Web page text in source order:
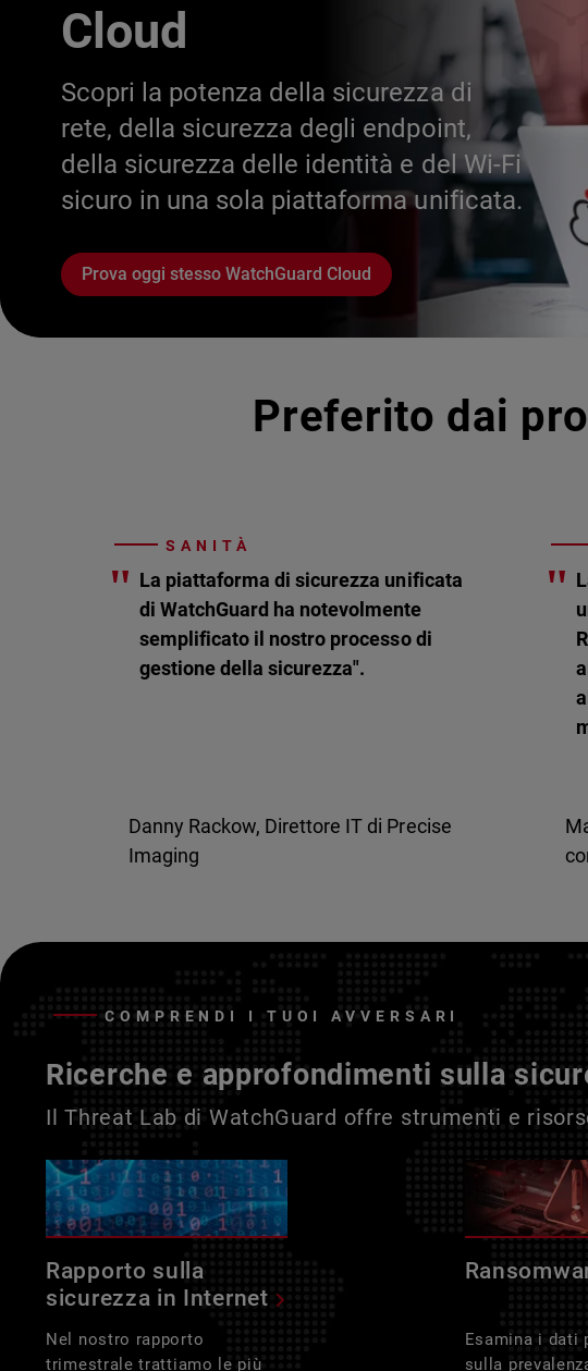
Cloud
Scopri la potenza della sicurezza di
rete, della sicurezza degli endpoint,
della sicurezza delle identità e del Wi-Fi
sicuro in una sola piattaforma unificata.
Prova oggi stesso WatchGuard Cloud
Preferito dai
SANITÀ
" La piattaforma di sicurezza unificata
di WatchGuard ha notevolmente
semplificato il nostro processo di
gestione della sicurezza".
Danny Rackow, Direttore IT di Precise
Imaging
"
COMPRENDI I TUOI AVVERSARI
Ricerche e approfondimenti sulla
Il Threat Lab di WatchGuard offre strumenti e
Rapporto sulla
sicurezza in Internet
Nel nostro rapporto
trimestrale trattiamo le più
Esamina i dati
sulla